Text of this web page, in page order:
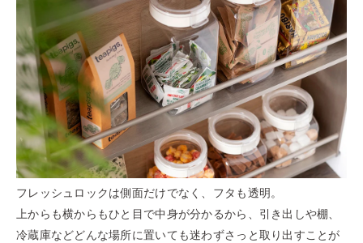
フレッシュロックは側面だけでなく、フタも透明。
上からも横からもひと目で中身が分かるから、引き出しや棚、
冷蔵庫などどんな場所に置いても迷わずさっと取り出すことが